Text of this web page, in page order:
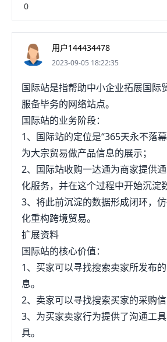
0
用户144434478
2023-09-05 18:22:35
国际站是指帮助中小企业拓展国际
服备毕务的网络站点。
国际站的业务阶段：
1、国际站的定位是“365天永不落幕
为大宗贸易做产品信息的展示；
2、国际站收购一达通为商家提供
化服务，并在这个过程中开始沉淀
3、将此前沉淀的数据形成闭环，
化重构跨境贸易。
扩展资料
国际站的核心价值：
1、买家可以寻找搜索卖家所发布
息。
2、卖家可以寻找搜索买家的采购信
3、为买家卖家行为提供了沟通工
具。